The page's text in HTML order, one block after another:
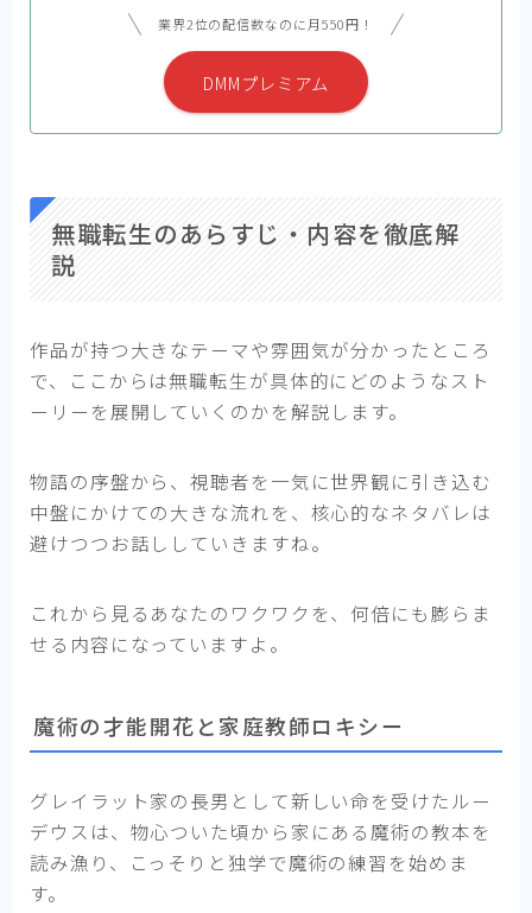
業界2位の配信数なのに月550円！
DMMプレミアム
無職転生のあらすじ・内容を徹底解
説
作品が持つ大きなテーマや雰囲気が分かったところ
で、ここからは無職転生が具体的にどのようなスト
ーリーを展開していくのかを解説します。
物語の序盤から、視聴者を一気に世界観に引き込む
中盤にかけての大きな流れを、核心的なネタバレは
避けつつお話ししていきますね。
これから見るあなたのワクワクを、何倍にも膨らま
せる内容になっていますよ。
魔術の才能開花と家庭教師ロキシー
グレイラット家の長男として新しい命を受けたルー
デウスは、物心ついた頃から家にある魔術の教本を
読み漁り、こっそりと独学で魔術の練習を始めま
す。